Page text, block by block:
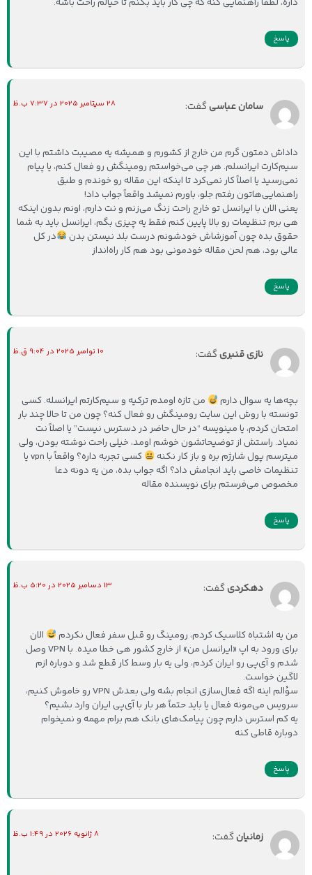
پاسخ
سامان عباسیگفت: 28 سپتامبر 2025 در 7:37 ب.ظ
داداش دمتون گرم من خارج از کشورم و همیشه یه مصیبت داشتم با این
سیم‌کارت ایرانسلم. هر چی می‌خواستم رومینگش رو فعال کنم، یا پیام
نمی‌رسید یا اصلاً کار نمی‌کرد تا اینکه این مقاله رو خوندم و طبق
راهنمایی‌هاتون رفتم جلو، باورم نمیشد واقعاً جواب داد!
یعنی الان با ایرانسل تو خارج راحت زنگ می‌زنم و نت دارم، اونم بدون اینکه
هی برم تنظیمات رو بالا پایین کنم فقط یه چیزی بگم، ایرانسل باید به شما
حقوق بده چون آموزشاش خودشونم درست بلد نیستن بدن
در کل
عالی بود، هم لحن مقاله خودمونی بود هم کار راه‌انداز
پاسخ
نازی قنبریگفت: 10 نوامبر 2025 در 9:04 ق.ظ
بچه‌ها یه سوال دارم
من تازه اومدم ترکیه و سیم‌کارتم ایرانسله. کسی
تونسته با روش این سایت رومینگش رو فعال کنه؟ چون من تا حالا چند بار
امتحان کردم، یا مینویسه “در حال حاضر در دسترس نیست” یا اصلاً نت
نمیاد. راستش از توضیحاتشون خوشم اومد، خیلی راحت نوشته بودن، ولی
میترسم پول شارژم بره و باز کار نکنه
کسی تجربه داره؟ واقعاً با vpn یا
تنظیمات خاصی باید انجامش داد؟ اگه جواب بده، من یه دونه دعا
مخصوص می‌فرستم برای نویسنده مقاله
پاسخ
دهکردیگفت: 13 دسامبر 2025 در 5:20 ب.ظ
من یه اشتباه کلاسیک کردم، رومینگ رو قبل سفر فعال نکردم
الان
برای ورود به اپ «ایرانسل من» از خارج کشور هی خطا میده. با VPN وصل
شدم و آی‌پی رو ایران کردم، ولی یه بار وسط کار قطع شد و دوباره ازم
لاگین خواست.
سؤالم اینه اگه فعال‌سازی انجام بشه ولی بعدش VPN رو خاموش کنیم،
سرویس می‌مونه فعال یا باید حتماً هر بار با آی‌پی ایران وارد بشیم؟
یه کم استرس دارم چون پیامک‌های بانک هم برام مهمه و نمیخوام
دوباره قاطی کنه
پاسخ
زمانیانگفت: 8 ژانویه 2026 در 1:49 ب.ظ